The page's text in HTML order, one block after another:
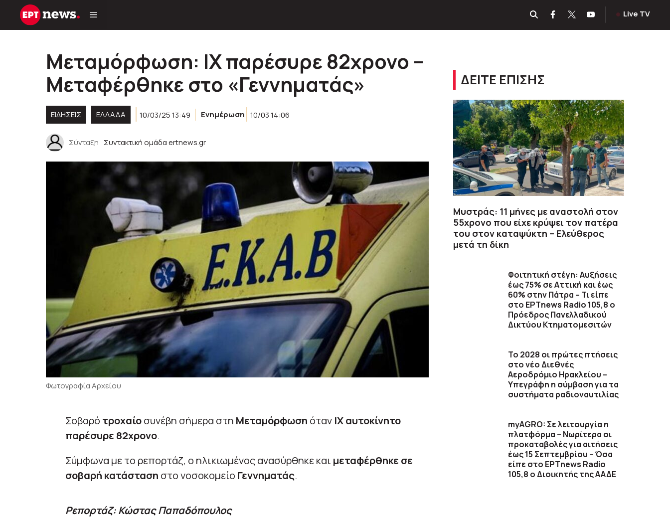
Μετάβαση
Live TV
Μεταμόρφωση: ΙΧ παρέσυρε 82χρονο –
Μεταφέρθηκε στο «Γεννηματάς»
ΕΙΔΗΣΕΙΣ ΕΛΛΑΔΑ 10/03/25 13:49 Ενημέρωση 10/03 14:06
Σύνταξη Συντακτική ομάδα ertnews.gr
Φωτογραφία Αρχείου
Σοβαρό τροχαίοσυνέβη σήμερα στη Μεταμόρφωση όταν ΙΧ αυτοκίνητο
παρέσυρε 82χρονο.
Σύμφωνα με το ρεπορτάζ, ο ηλικιωμένος ανασύρθηκε και μεταφέρθηκε σε
σοβαρή κατάσταση στο νοσοκομείο Γεννηματάς.
Ρεπορτάζ: Κώστας Παπαδόπουλος
ΔΕΙΤΕ ΕΠΙΣΗΣ
Μυστράς: 11 μήνες με αναστολή στον
55χρονο που είχε κρύψει τον πατέρα
του στον καταψύκτη – Ελεύθερος
μετά τη δίκη
Φοιτητική στέγη: Αυξήσεις
έως 75% σε Αττική και έως
60% στην Πάτρα – Τι είπε
στο ΕΡΤnews Radio 105,8 ο
Πρόεδρος Πανελλαδικού
Δικτύου Κτηματομεσιτών
Το 2028 οι πρώτες πτήσεις
στο νέο Διεθνές
Αεροδρόμιο Ηρακλείου –
Υπεγράφη η σύμβαση για τα
συστήματα ραδιοναυτιλίας
myAGRO: Σε λειτουργία η
πλατφόρμα – Νωρίτερα οι
προκαταβολές για αιτήσεις
έως 15 Σεπτεμβρίου – Όσα
είπε στο ΕΡΤnews Radio
105,8 ο Διοικητής της ΑΑΔΕ